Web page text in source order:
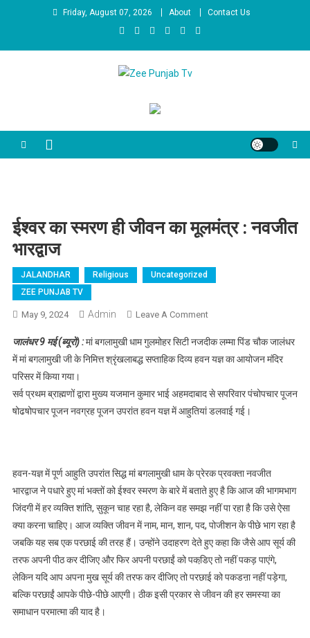
Skip to contentFriday, August 07, 2026 About Contact Us
Zee Punjab Tv
ईश्वर का स्मरण ही जीवन का मूलमंत्र : नवजीत
भारद्वाज
JALANDHAR Religious
Uncategorized
ZEE PUNJAB TV
May 9, 2024 Admin Leave A CommentOn ईश्वर का स्मरण ही जीवन का
जालंधर 9 मई (ब्यूरो) :मां बगलामुखी धाम गुलमोहर सिटी नजदीक लम्मा पिंड चौक जालंधर
में मां बगलामुखी जी के निमित्त श्रृंखलाबद्ध सप्ताहिक दिव्य हवन यज्ञ का आयोजन मंदिर
परिसर में किया गया।
सर्व प्रथम ब्राह्मणों द्वारा मुख्य यजमान कुमार भाई अहमदाबाद से सपरिवार पंचोपचार पूजन
षोढषोपचार पूजन नवग्रह पूजन उपरांत हवन यज्ञ में आहुतियां डलवाई गई।
हवन-यज्ञ में पूर्ण आहुति उपरांत सिद्ध मां बगलामुखी धाम के प्रेरक प्रवक्ता नवजीत
भारद्वाज ने पधारे हुए मां भक्तों को ईश्वर स्मरण के बारे में बताते हुए है कि आज की भागमभाग
जिंदगी में हर व्यक्ति शांति, सुकून चाह रहा है, लेकिन वह समझ नहीं पा रहा है कि उसे ऐसा
क्या करना चाहिए। आज व्यक्ति जीवन में नाम, मान, शान, पद, पोजीशन के पीछे भाग रहा है
जबकि यह सब एक परछाई की तरह हैं। उन्होंने उदाहरण देते हुए कहा कि जैसे आप सूर्य की
तरफ अपनी पीठ कर दीजिए और फिर अपनी परछाईं को पकडि़ए तो नहीं पकड़ पाएंगे,
लेकिन यदि आप अपना मुख सूर्य की तरफ कर दीजिए तो परछाई को पकडऩा नहीं पड़ेगा,
बल्कि परछाईं आपके पीछे-पीछे आएगी। ठीक इसी प्रकार से जीवन की हर समस्या का
समाधान परमात्मा की याद है।